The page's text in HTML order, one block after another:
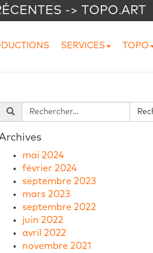
-> TOPO.ART
SERVICES TOPO
mai 2024
février 2024
septembre 2023
mars 2023
septembre 2022
juin 2022
avril 2022
novembre 2021